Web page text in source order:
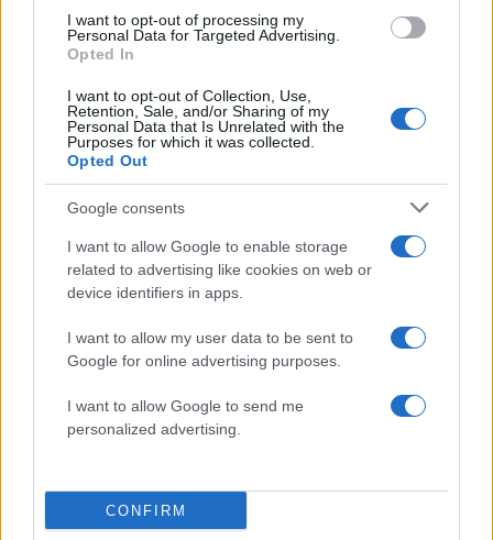
I want to opt-out of processing my
Personal Data for Targeted Advertising.
Opted In
I want to opt-out of Collection, Use,
Retention, Sale, and/or Sharing of my
Personal Data that Is Unrelated with the
Purposes for which it was collected.
Opted Out
Google consents
I want to allow Google to enable storage
related to advertising like cookies on web or
device identifiers in apps.
I want to allow my user data to be sent to
Google for online advertising purposes.
I want to allow Google to send me
personalized advertising.
CONFIRM
Σχόλια
Σχολίασε εδώ
50 /50
Υποβολή σχολίου
Πολιτική Απορρήτου&Όροι Χρήσηςτης Google.
Ελλάδα